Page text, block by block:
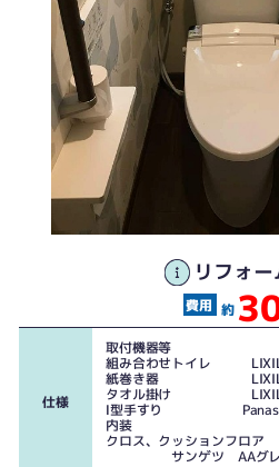
リフォ
約
仕様
取付機器等
組み合わせトイレ
紙巻き器
タオル掛け
Ⅰ型手すり
内装
クロス、クッションフロア
サンゲツ AAグレー
40年程使用されたトイレで今よりも多く